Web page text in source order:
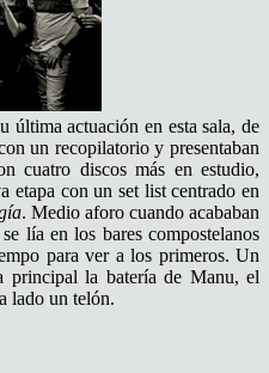
última actuación en esta sala, de
un recopilatorio y presentaban
cuatro discos más en estudio,
etapa con un set list centrado en
. Medio aforo cuando acababan
lía en los bares compostelanos
para ver a los primeros. Un
principal la batería de Manu, el
lado un telón.